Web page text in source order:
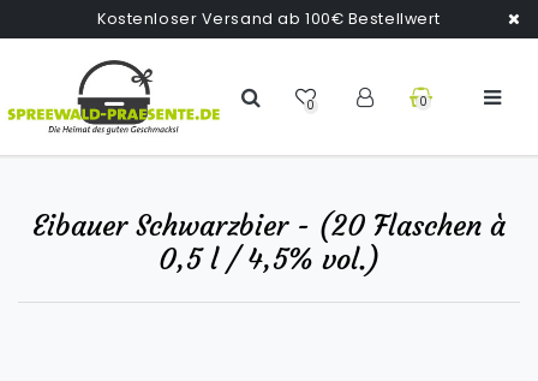
Kostenloser Versand ab 100€ Bestellwert
0 0
Eibauer Schwarzbier - (20 Flaschen à
0,5 l / 4,5% vol.)